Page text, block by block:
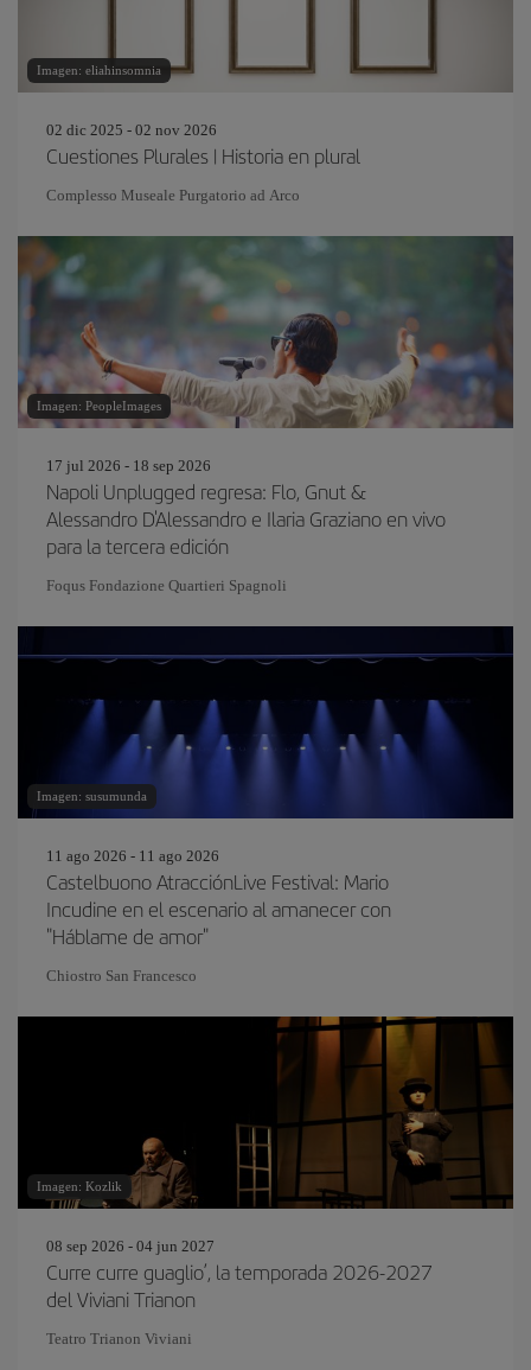
Imagen: eliahinsomnia
02 dic 2025 - 02 nov 2026
Cuestiones Plurales | Historia en plural
Complesso Museale Purgatorio ad Arco
Imagen: PeopleImages
17 jul 2026 - 18 sep 2026
Napoli Unplugged regresa: Flo, Gnut &
Alessandro D'Alessandro e Ilaria Graziano en vivo
para la tercera edición
Foqus Fondazione Quartieri Spagnoli
Imagen: susumunda
11 ago 2026 - 11 ago 2026
Castelbuono AtracciónLive Festival: Mario
Incudine en el escenario al amanecer con
"Háblame de amor"
Chiostro San Francesco
Imagen: Kozlik
08 sep 2026 - 04 jun 2027
Curre curre guaglio’, la temporada 2026-2027
del Viviani Trianon
Teatro Trianon Viviani